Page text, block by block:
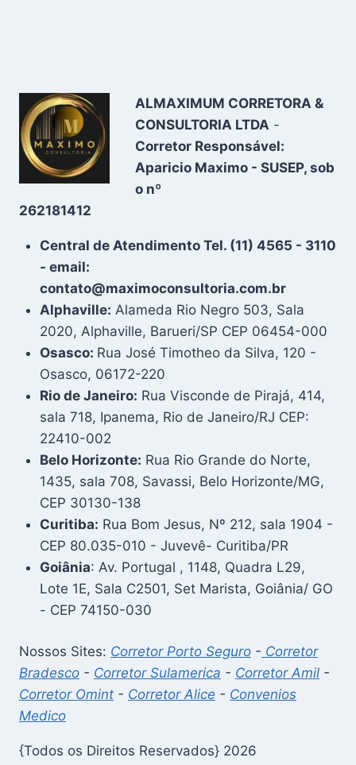
ALMAXIMUM CORRETORA &
CONSULTORIA LTDA -
Corretor Responsável:
Aparicio Maximo - SUSEP, sob
o nº
262181412
Central de Atendimento Tel. (11) 4565 - 3110
- email:
contato@maximoconsultoria.com.br
Alphaville: Alameda Rio Negro 503, Sala
2020, Alphaville, Barueri/SP CEP 06454-000
Osasco: Rua José Timotheo da Silva, 120 -
Osasco, 06172-220
Rio de Janeiro: Rua Visconde de Pirajá, 414,
sala 718, Ipanema, Rio de Janeiro/RJ CEP:
22410-002
Belo Horizonte: Rua Rio Grande do Norte,
1435, sala 708, Savassi, Belo Horizonte/MG,
CEP 30130-138
Curitiba: Rua Bom Jesus, Nº 212, sala 1904 -
CEP 80.035-010 - Juvevê- Curitiba/PR
Goiânia: Av. Portugal , 1148, Quadra L29,
Lote 1E, Sala C2501, Set Marista, Goiânia/ GO
- CEP 74150-030
Nossos Sites: Corretor Porto Seguro - Corretor
Bradesco - Corretor Sulamerica - Corretor Amil -
Corretor Omint - Corretor Alice - Convenios
Medico
{Todos os Direitos Reservados} 2026